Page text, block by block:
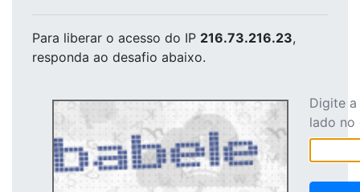
Para liberar o acesso do IP 216.73.216.23,
responda ao desafio abaixo.
Digite
lado no